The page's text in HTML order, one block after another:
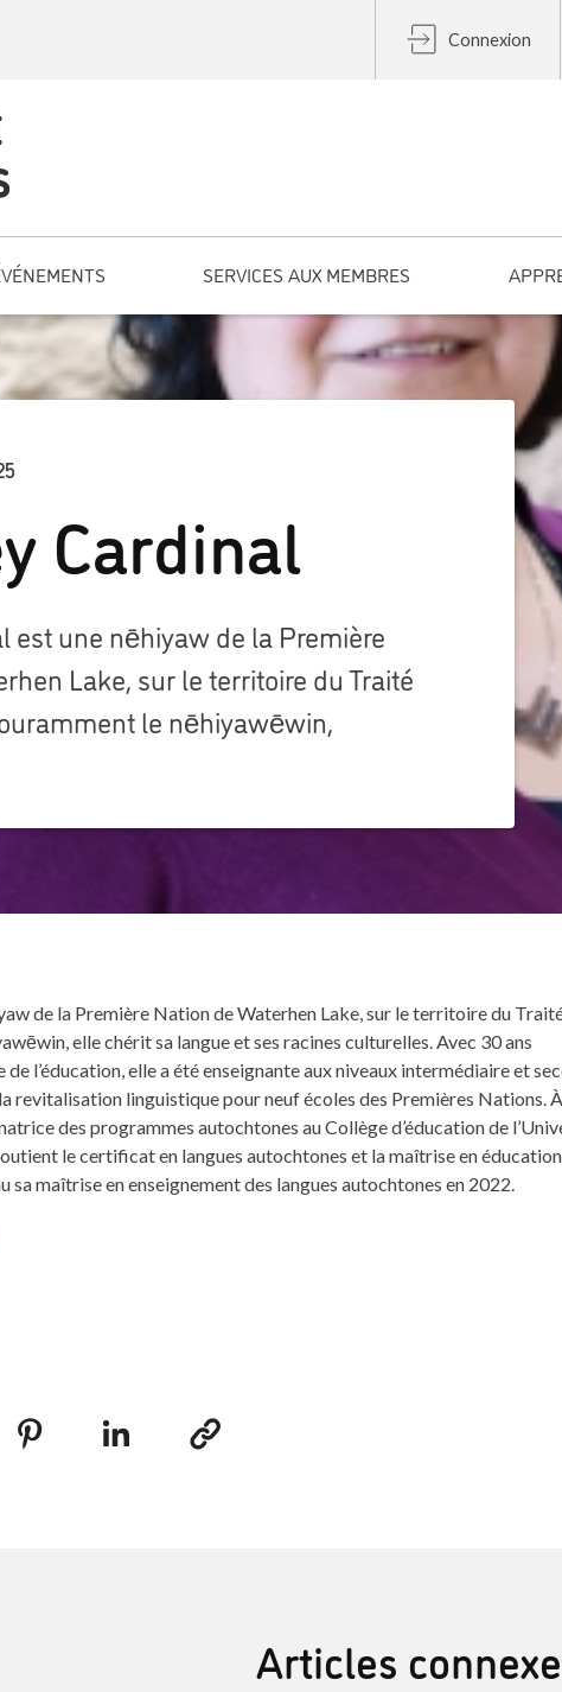
Connexion
SERVICES AUX MEMBRES
Cardinal
est une nēhiyaw de la Première
Lake, sur le territoire du Traité
le nēhiyawēwin,
de la Première Nation de Waterhen Lake, sur le territoire du
elle chérit sa langue et ses racines culturelles. Avec 30 ans
de l’éducation, elle a été enseignante aux niveaux intermédiaire et
revitalisation linguistique pour neuf écoles des Premières Nations. À
des programmes autochtones au Collège d’éducation de
le certificat en langues autochtones et la maîtrise en
sa maîtrise en enseignement des langues autochtones en 2022.
Articles